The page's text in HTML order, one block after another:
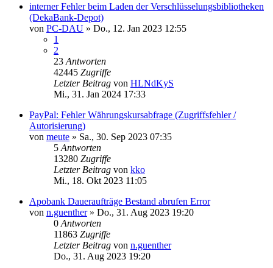
interner Fehler beim Laden der Verschlüsselungsbibliotheken
(DekaBank-Depot)
von PC-DAU » Do., 12. Jan 2023 12:55
1
2
23 Antworten
42445 Zugriffe
Letzter Beitrag von HLNdKyS
Mi., 31. Jan 2024 17:33
PayPal: Fehler Währungskursabfrage (Zugriffsfehler /
Autorisierung)
von meute » Sa., 30. Sep 2023 07:35
5 Antworten
13280 Zugriffe
Letzter Beitrag von kko
Mi., 18. Okt 2023 11:05
Apobank Daueraufträge Bestand abrufen Error
von n.guenther» Do., 31. Aug 2023 19:20
0 Antworten
11863 Zugriffe
Letzter Beitrag von n.guenther
Do., 31. Aug 2023 19:20